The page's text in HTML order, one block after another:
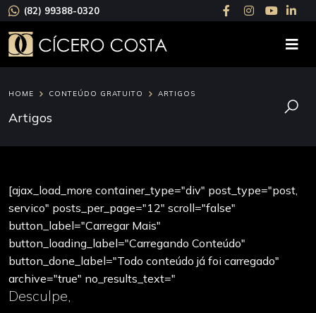
(82) 99388-0320
HOME CONTEÚDO GRATUITO ARTIGOS
Artigos
[ajax_load_more container_type="div" post_type="post,
servico" posts_per_page="12" scroll="false"
button_label="Carregar Mais"
button_loading_label="Carregando Conteúdo"
button_done_label="Todo conteúdo já foi carregado"
archive="true" no_results_text="
Desculpe,